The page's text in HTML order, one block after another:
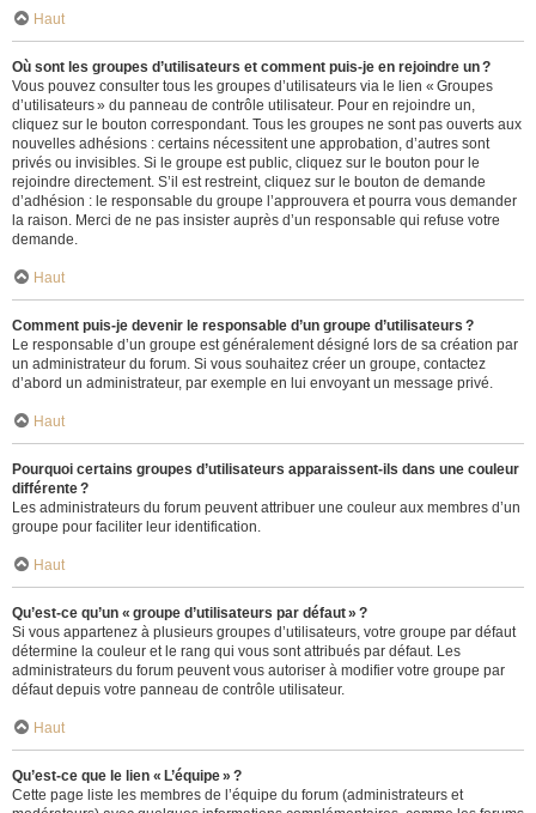
Haut
Où sont les groupes d’utilisateurs et comment puis-je en rejoindre un ?
Vous pouvez consulter tous les groupes d’utilisateurs via le lien « Groupes
d’utilisateurs » du panneau de contrôle utilisateur. Pour en rejoindre un,
cliquez sur le bouton correspondant. Tous les groupes ne sont pas ouverts aux
nouvelles adhésions : certains nécessitent une approbation, d’autres sont
privés ou invisibles. Si le groupe est public, cliquez sur le bouton pour le
rejoindre directement. S’il est restreint, cliquez sur le bouton de demande
d’adhésion : le responsable du groupe l’approuvera et pourra vous demander
la raison. Merci de ne pas insister auprès d’un responsable qui refuse votre
demande.
Haut
Comment puis-je devenir le responsable d’un groupe d’utilisateurs ?
Le responsable d’un groupe est généralement désigné lors de sa création par
un administrateur du forum. Si vous souhaitez créer un groupe, contactez
d’abord un administrateur, par exemple en lui envoyant un message privé.
Haut
Pourquoi certains groupes d’utilisateurs apparaissent-ils dans une couleur
différente ?
Les administrateurs du forum peuvent attribuer une couleur aux membres d’un
groupe pour faciliter leur identification.
Haut
Qu’est-ce qu’un « groupe d’utilisateurs par défaut » ?
Si vous appartenez à plusieurs groupes d’utilisateurs, votre groupe par défaut
détermine la couleur et le rang qui vous sont attribués par défaut. Les
administrateurs du forum peuvent vous autoriser à modifier votre groupe par
défaut depuis votre panneau de contrôle utilisateur.
Haut
Qu’est-ce que le lien « L’équipe » ?
Cette page liste les membres de l’équipe du forum (administrateurs et